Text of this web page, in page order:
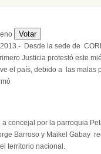
Desde la sede de
Justicia protestó este
el país, debido a las
a concejal por la parroquia
Barroso y Maikel Gabay
territorio nacional.